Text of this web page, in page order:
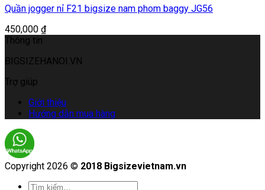
Quần jogger nỉ F21 bigsize nam phom baggy JG56
450,000 ₫
Thông tin
BIGSIZEHANOI.VN
Trợ giúp
Giới thiệu
Hướng dẫn mua hàng
Copyright 2026 © 2018 Bigsizevietnam.vn